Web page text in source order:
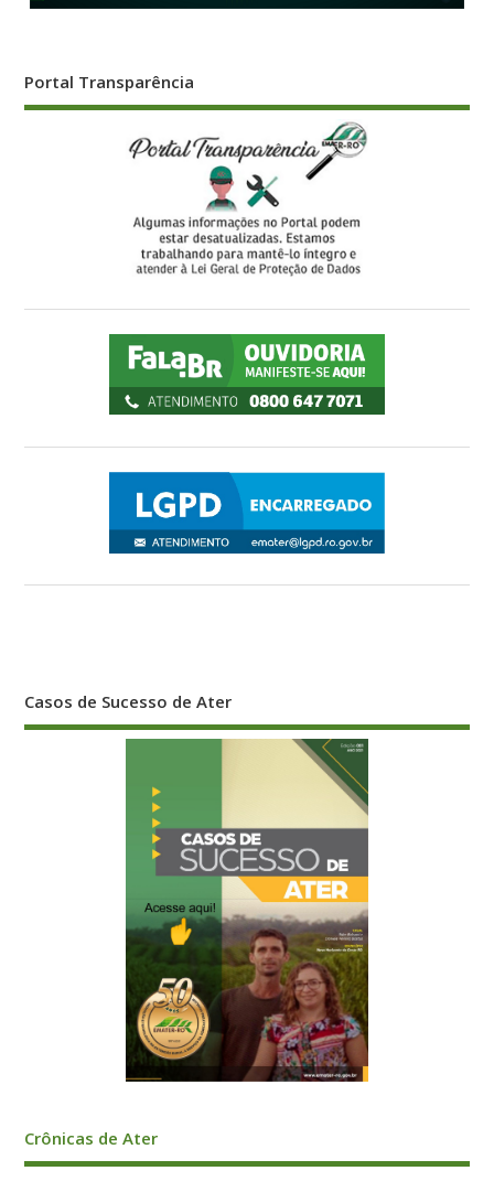
Portal Transparência
Casos de Sucesso de Ater
Crônicas de Ater